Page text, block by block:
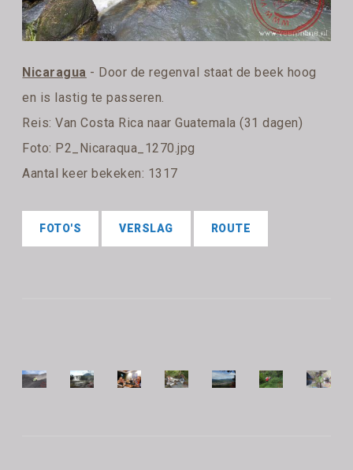
Nicaragua - Door de regenval staat de beek hoog
en is lastig te passeren.
Reis:Van Costa Rica naar Guatemala (31 dagen)
Foto: P2_Nicaraqua_1270.jpg
Aantal keer bekeken: 1317
FOTO'S VERSLAG ROUTE